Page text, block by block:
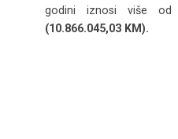
godini iznosi više od
(10.866.045,03 KM).